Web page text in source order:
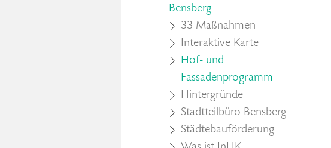
Bensberg
33 Maßnahmen
Interaktive Karte
Hof- und
Fassadenprogramm
Hintergründe
Stadtteilbüro Bensberg
Städtebauförderung